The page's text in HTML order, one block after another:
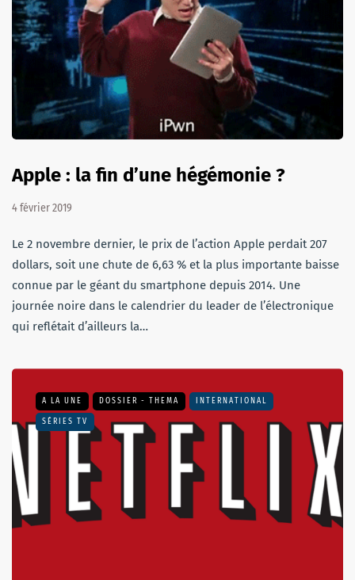
Apple : la fin d’une hégémonie ?
4 février 2019
Le 2 novembre dernier, le prix de l’action Apple perdait 207
dollars, soit une chute de 6,63 % et la plus importante baisse
connue par le géant du smartphone depuis 2014. Une
journée noire dans le calendrier du leader de l’électronique
qui reflétait d’ailleurs la…
A LA UNE DOSSIER - THEMA INTERNATIONAL
SÉRIES TV